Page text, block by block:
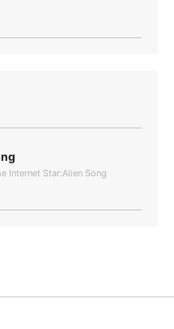
Internet Star:Alien Song